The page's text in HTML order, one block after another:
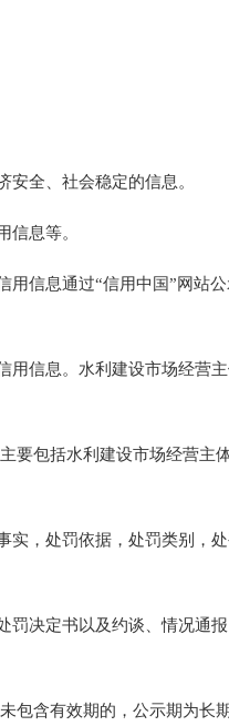
全、社会稳定的信息。
息等。
信息通过“信用中国”网站公
信息。水利建设市场经营
包括水利建设市场经营主
，处罚依据，处罚类别，
决定书以及约谈、情况通
含有效期的，公示期为长期